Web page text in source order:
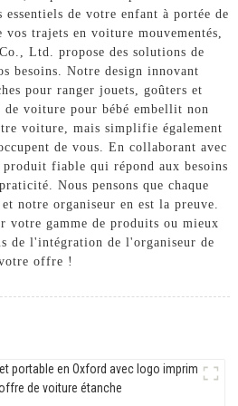
de votre enfant à portée de
trajets en voiture mouvementés,
Ltd. propose des solutions de
besoins. Notre design innovant
pour ranger jouets, goûters et
voiture pour bébé embellit non
voiture, mais simplifie également
de vous. En collaborant avec
fiable qui répond aux besoins
Nous pensons que chaque
notre organiseur en est la preuve.
votre gamme de produits ou mieux
de l'intégration de l'organiseur de
offre !